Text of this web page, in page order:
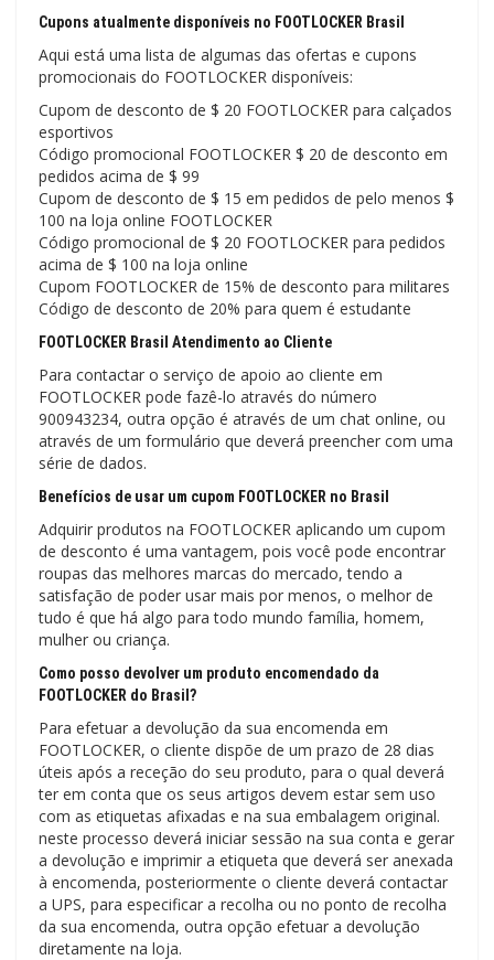
Cupons atualmente disponíveis no FOOTLOCKER Brasil
Aqui está uma lista de algumas das ofertas e cupons
promocionais do FOOTLOCKER disponíveis:
Cupom de desconto de $ 20 FOOTLOCKER para calçados
esportivos
Código promocional FOOTLOCKER $ 20 de desconto em
pedidos acima de $ 99
Cupom de desconto de $ 15 em pedidos de pelo menos $
100 na loja online FOOTLOCKER
Código promocional de $ 20 FOOTLOCKER para pedidos
acima de $ 100 na loja online
Cupom FOOTLOCKER de 15% de desconto para militares
Código de desconto de 20% para quem é estudante
FOOTLOCKER Brasil Atendimento ao Cliente
Para contactar o serviço de apoio ao cliente em
FOOTLOCKER pode fazê-lo através do número
900943234, outra opção é através de um chat online, ou
através de um formulário que deverá preencher com uma
série de dados.
Benefícios de usar um cupom FOOTLOCKER no Brasil
Adquirir produtos na FOOTLOCKER aplicando um cupom
de desconto é uma vantagem, pois você pode encontrar
roupas das melhores marcas do mercado, tendo a
satisfação de poder usar mais por menos, o melhor de
tudo é que há algo para todo mundo família, homem,
mulher ou criança.
Como posso devolver um produto encomendado da
FOOTLOCKER do Brasil?
Para efetuar a devolução da sua encomenda em
FOOTLOCKER, o cliente dispõe de um prazo de 28 dias
úteis após a receção do seu produto, para o qual deverá
ter em conta que os seus artigos devem estar sem uso
com as etiquetas afixadas e na sua embalagem original.
neste processo deverá iniciar sessão na sua conta e gerar
a devolução e imprimir a etiqueta que deverá ser anexada
à encomenda, posteriormente o cliente deverá contactar
a UPS, para especificar a recolha ou no ponto de recolha
da sua encomenda, outra opção efetuar a devolução
diretamente na loja.